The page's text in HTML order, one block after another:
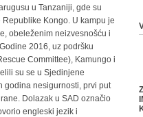
u Tanzaniji, gde su
Kongo. U kampu je
obeleženim neizvesnošću i
2016, uz podršku
Committee), Kamungo i
su se u Sjedinjene
godina nesigurnosti, prvi put
Dolazak u SAD označio
engleski jezik i